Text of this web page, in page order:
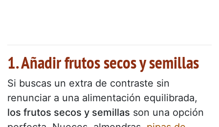
1. Añadir frutos secos y semillas
Si buscas un extra de contraste sin
renunciar a una alimentación equilibrada,
los frutos secos y semillas son una opción